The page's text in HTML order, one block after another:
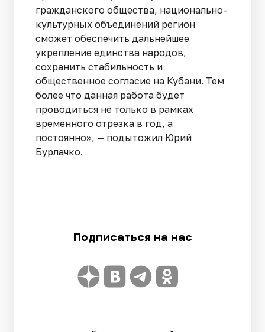
гражданского общества, национально-
культурных объединений регион
сможет обеспечить дальнейшее
укрепление единства народов,
сохранить стабильность и
общественное согласие на Кубани. Тем
более что данная работа будет
проводиться не только в рамках
временного отрезка в год, а
постоянно», — подытожил Юрий
Бурлачко.
Подписаться на нас